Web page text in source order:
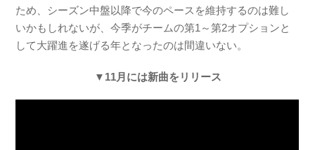
ため、シーズン中盤以降で今のペースを維持するのは難し
いかもしれないが、今季がチームの第1～第2オプションと
して大躍進を遂げる年となったのは間違いない。
▼11月には新曲をリリース